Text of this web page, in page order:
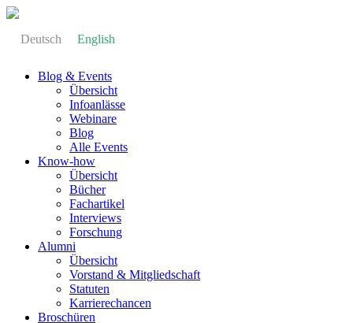
Deutsch English
Blog & Events
Übersicht
Infoanlässe
Webinare
Blog
Alle Events
Know-how
Übersicht
Bücher
Fachartikel
Interviews
Forschung
Alumni
Übersicht
Vorstand & Mitgliedschaft
Statuten
Karrierechancen
Broschüren